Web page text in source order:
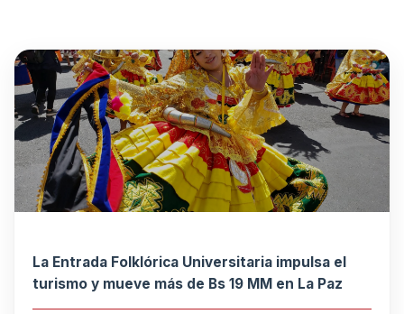
La Entrada Folklórica Universitaria impulsa el
turismo y mueve más de Bs 19 MM en La Paz